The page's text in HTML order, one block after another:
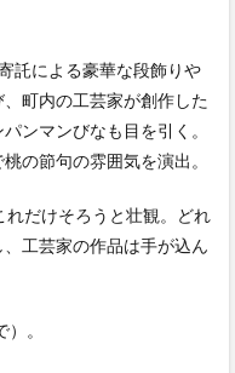
託による豪華な段飾りや
町内の工芸家が創作した
ンマンびなも目を引く。
の節句の雰囲気を演出。
だけそろうと壮観。どれ
工芸家の作品は手が込ん
。